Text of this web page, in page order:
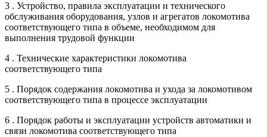
3 . Устройство, правила эксплуатации и технического
обслуживания оборудования, узлов и агрегатов локомотива
соответствующего типа в объеме, необходимом для
выполнения трудовой функции
4 . Технические характеристики локомотива
соответствующего типа
5 . Порядок содержания локомотива и ухода за локомотивом
соответствующего типа в процессе эксплуатации
6 . Порядок работы и эксплуатации устройств автоматики и
связи локомотива соответствующего типа